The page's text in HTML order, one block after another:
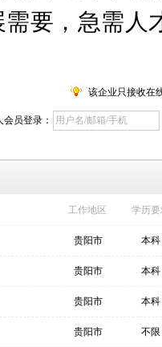
要，急需人
该企业只接收在
会员登录：
工作地区 学历
贵阳市 本科
贵阳市 本科
贵阳市 本科
贵阳市 不限